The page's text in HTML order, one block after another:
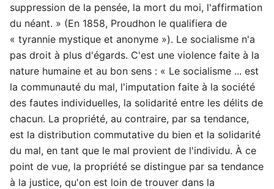
suppression de la pensée, la mort du moi, l'affirmation
du néant. » (En 1858, Proudhon le qualifiera de
« tyrannie mystique et anonyme »). Le socialisme n'a
pas droit à plus d'égards. C'est une violence faite à la
nature humaine et au bon sens : « Le socialisme ... est
la communauté du mal, l'imputation faite à la société
des fautes individuelles, la solidarité entre les délits de
chacun. La propriété, au contraire, par sa tendance,
est la distribution commutative du bien et la solidarité
du mal, en tant que le mal provient de l'individu. À ce
point de vue, la propriété se distingue par sa tendance
à la justice, qu'on est loin de trouver dans la